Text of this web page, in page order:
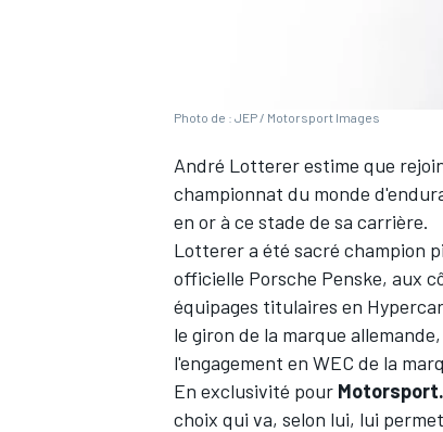
WEC
Photo de : JEP / Motorsport Images
André Lottererestime que
championnat du monde
en or à ce stade de sa carrière.
Lotterer a été sacré champion
officielle Porsche Penske, aux
équipages titulaires en
le giron de la marque
l'engagement en WEC de la
En exclusivité pour
choix qui va, selon lui, lui